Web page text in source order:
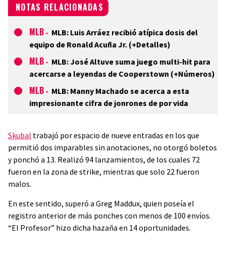
NOTAS RELACIONADAS
MLB - MLB: Luis Arráez recibió atípica dosis del
equipo de Ronald Acuña Jr. (+Detalles)
MLB - MLB: José Altuve suma juego multi-hit para
acercarse a leyendas de Cooperstown (+Números)
MLB - MLB: Manny Machado se acerca a esta
impresionante cifra de jonrones de por vida
Skubal trabajó por espacio de nueve entradas en los que
permitió dos imparables sin anotaciones, no otorgó boletos
y ponchó a 13. Realizó 94 lanzamientos, de los cuales 72
fueron en la zona de strike, mientras que solo 22 fueron
malos.
En este sentido, superó a Greg Maddux, quien poseía el
registro anterior de más ponches con menos de 100 envíos.
“El Profesor” hizo dicha hazaña en 14 oportunidades.